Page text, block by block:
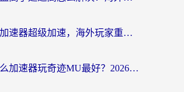
非人学园加速器超级加速，海外玩家重返国服的通行证
国外用什么加速器玩奇迹MU最好？2026海外玩家国服游戏加速全攻略